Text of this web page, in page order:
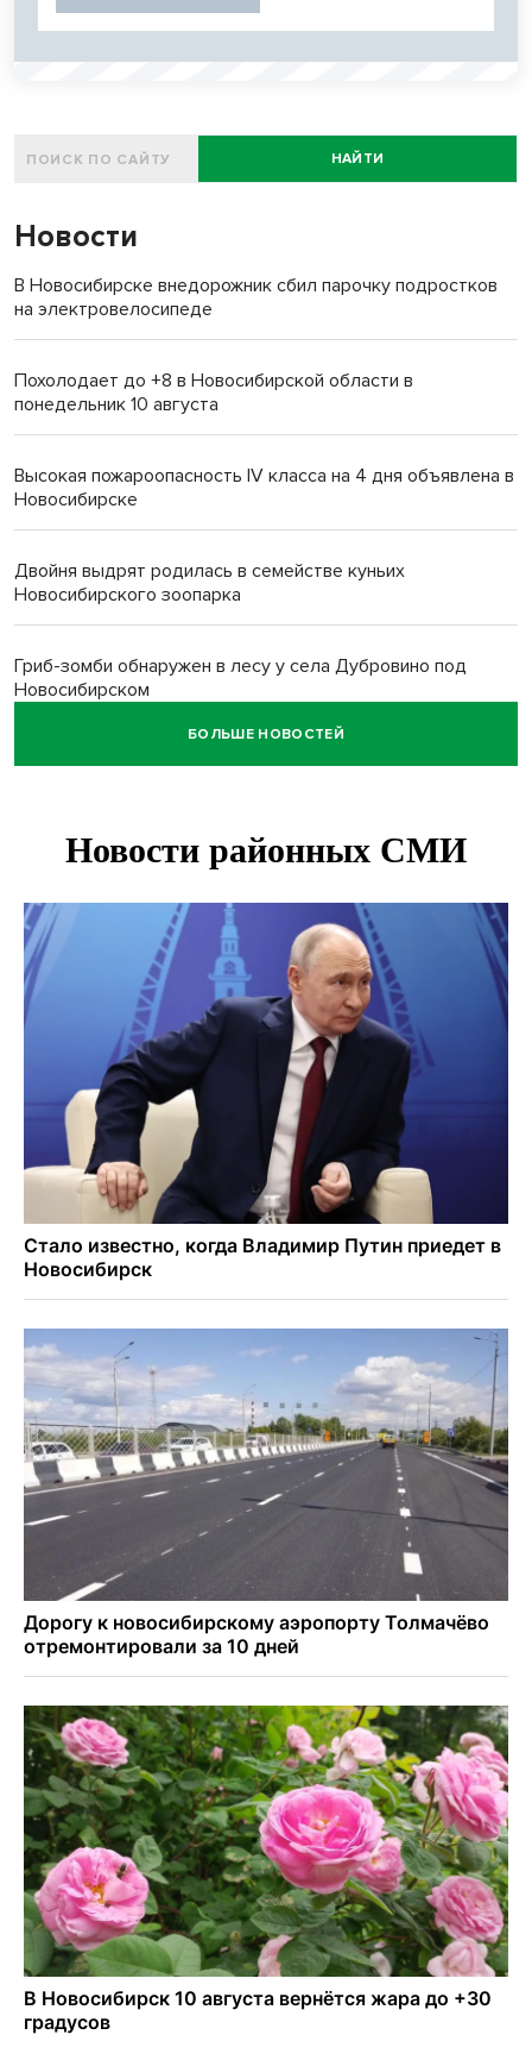
НАЙТИ
Новости
В Новосибирске внедорожник сбил парочку подростков
на электровелосипеде
Похолодает до +8 в Новосибирской области в
понедельник 10 августа
Высокая пожароопасность IV класса на 4 дня объявлена в
Новосибирске
Двойня выдрят родилась в семействе куньих
Новосибирского зоопарка
Гриб-зомби обнаружен в лесу у села Дубровино под
Новосибирском
ХК «Сибирь» подписал контракт с обладателем Кубка
Отправил инвалида на СВО и получил его «посмертные»
Андрей Травников поздравил новосибирцев с
юбилейным Днем строителя
Ученики новосибирского лицея победили в
Международной олимпиаде по ИИ
БОЛЬШЕ НОВОСТЕЙ